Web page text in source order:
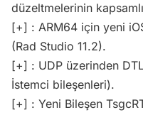
düzeltmelerinin
[+] : ARM64 için yeni
(Rad Studio 11.2).
[+] : UDP üzerinden
İstemci bileşenleri).
[+] : Yeni Bileşen